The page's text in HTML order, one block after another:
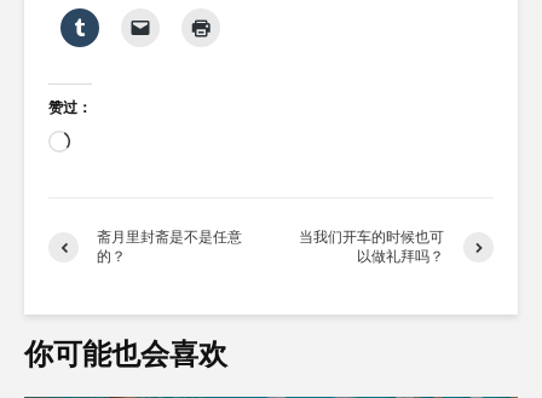
赞过：
正
载…斋月里封斋是不是任意
的？
当我们开车的时候也可
以做礼拜吗？
你可能也会喜欢